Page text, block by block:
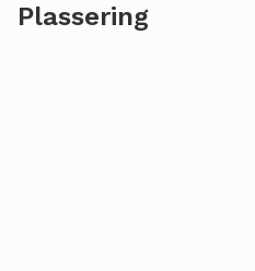
Plassering